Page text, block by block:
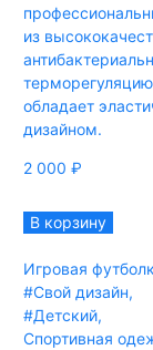
из
обладает
дизайном.
2 000 ₽
В корзину
Игровая
#Свой дизайн,
#Детский,
Спортивная